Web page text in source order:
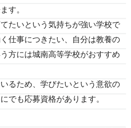
す。
たいという気持ちが強い学校で
仕事につきたい、自分は教養の
方には城南高等学校がおすすめ
るため、学びたいという意欲の
でも応募資格があります。